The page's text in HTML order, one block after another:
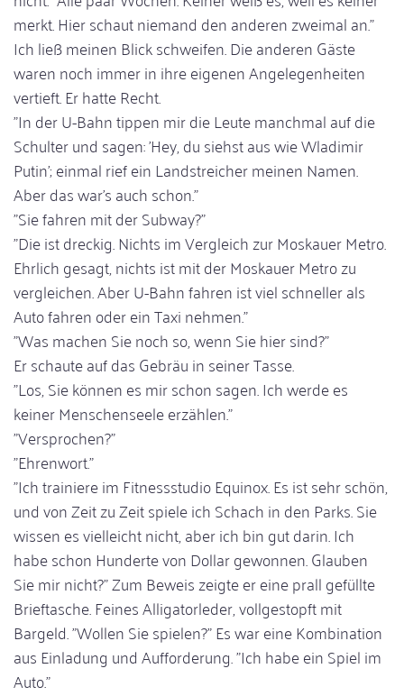
merkt. Hier schaut niemand den anderen zweimal an."
Ich ließ meinen Blick schweifen. Die anderen Gäste
waren noch immer in ihre eigenen Angelegenheiten
vertieft. Er hatte Recht.
"In der U-Bahn tippen mir die Leute manchmal auf die
Schulter und sagen: 'Hey, du siehst aus wie Wladimir
Putin'; einmal rief ein Landstreicher meinen Namen.
Aber das war's auch schon."
"Sie fahren mit der Subway?"
"Die ist dreckig. Nichts im Vergleich zur Moskauer Metro.
Ehrlich gesagt, nichts ist mit der Moskauer Metro zu
vergleichen. Aber U-Bahn fahren ist viel schneller als
Auto fahren oder ein Taxi nehmen."
"Was machen Sie noch so, wenn Sie hier sind?"
Er schaute auf das Gebräu in seiner Tasse.
"Los, Sie können es mir schon sagen. Ich werde es
keiner Menschenseele erzählen."
"Versprochen?"
"Ehrenwort."
"Ich trainiere im Fitnessstudio Equinox. Es ist sehr schön,
und von Zeit zu Zeit spiele ich Schach in den Parks. Sie
wissen es vielleicht nicht, aber ich bin gut darin. Ich
habe schon Hunderte von Dollar gewonnen. Glauben
Sie mir nicht?" Zum Beweis zeigte er eine prall gefüllte
Brieftasche. Feines Alligatorleder, vollgestopft mit
Bargeld. "Wollen Sie spielen?" Es war eine Kombination
aus Einladung und Aufforderung. "Ich habe ein Spiel im
Auto."